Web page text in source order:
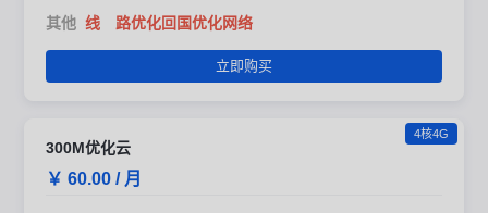
其他 线 路优化回国优化网络
立即购买
4核4G
300M优化云
￥ 60.00 / 月